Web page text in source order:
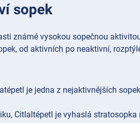
sopek
známé vysokou sopečnou
od aktivních po neaktivní,
je jedna z nejaktivnějších
Citlaltépetl je vyhaslá